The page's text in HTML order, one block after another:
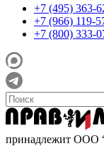
+7 (495) 363-
+7 (966) 119-
+7 (800) 333-
принадлежит